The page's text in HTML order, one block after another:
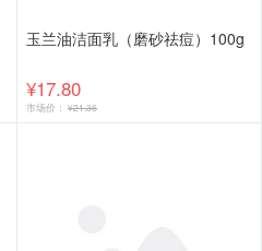
玉兰油洁面乳（磨砂祛痘）100g
¥17.80
市场价： ¥21.36